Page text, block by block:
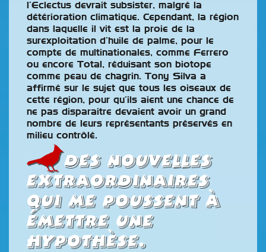
l’Eclectus devrait subsister, malgré la
détérioration climatique. Cependant, la région
dans laquelle il vit est la proie de la
surexploitation d’huile de palme, pour le
compte de multinationales, comme Ferrero
ou encore Total, réduisant son biotope
comme peau de chagrin. Tony Silva a
affirmé sur le sujet que tous les oiseaux de
cette région, pour qu’ils aient une chance de
ne pas disparaitre devaient avoir un grand
nombre de leurs représentants préservés en
milieu contrôlé.
Des nouvelles
extraordinaires
qui me poussent à
émettre une
hypothèse.